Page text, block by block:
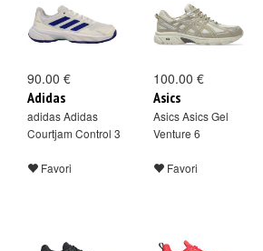
90.00 €
Adidas
adidas Adidas
Courtjam Control 3
Favori
100.00 €
Asics
Asics Asics Gel
Venture 6
Favori